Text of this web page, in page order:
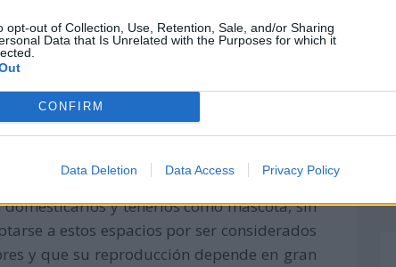
opt-out of Collection, Use, Retention, Sale, and/or Sharing
Data that Is Unrelated with the Purposes for which it
CONFIRM
Data Deletion Data Access Privacy Policy
con China
en la reproducción del panda rojo
ellos habitan. Se calcula que más del
Además, se suma a esto, lacazade esta
o para tenerlos cautivos.
y tenerlos como mascota, sin
a estos espacios por ser considerados
y que su reproducción depende en gran